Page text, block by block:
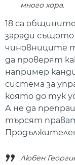
много хора.
18 са
заради
чиновниците
да проверят
например
система за
която до тук
А не да
търсят
Любен